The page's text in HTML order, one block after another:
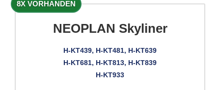
8X VORHANDEN
NEOPLAN Skyliner
H-KT439, H-KT481, H-KT639
H-KT681, H-KT813, H-KT839
H-KT933